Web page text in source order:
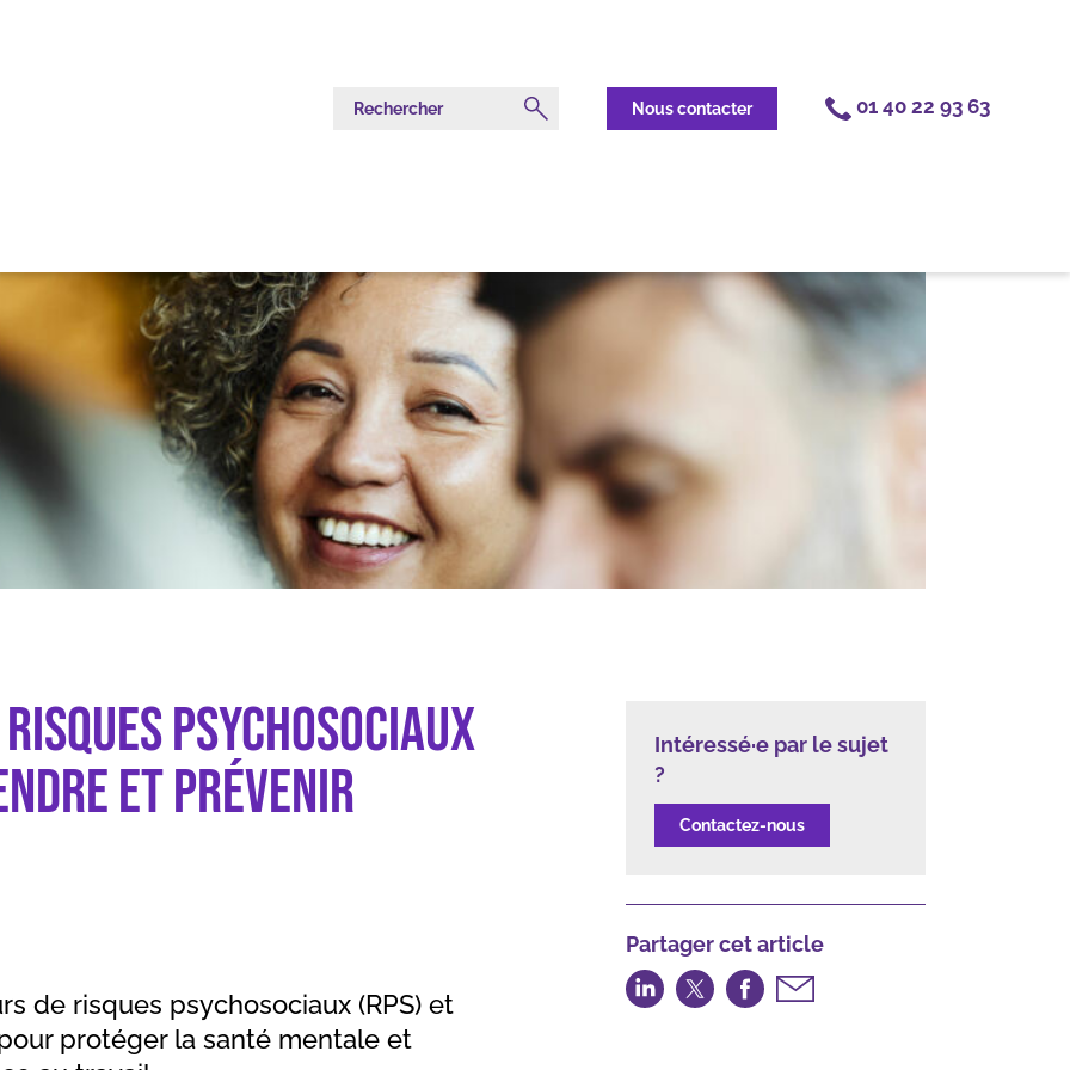
Rechercher Nous contacter 01 40 22 93 63
: comprendre et prévenir
psychosociaux
et prévenir
de risques psychosociaux (RPS) et
protéger la santé mentale et
Intéressé·e par le sujet
?
Contactez-nous
Partager cet article
Partager
sur
Partager
sur
Partager
sur
Partager
par